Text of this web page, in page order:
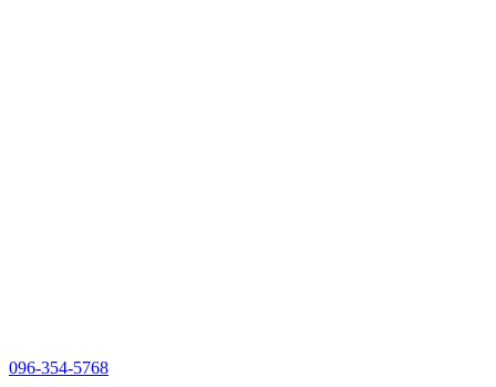
096-354-5768